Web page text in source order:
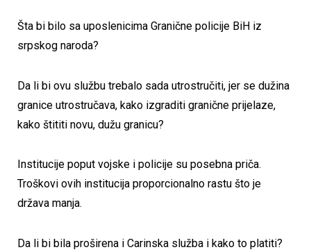
Šta bi bilo sa uposlenicima Granične policije BiH iz
srpskog naroda?
Da li bi ovu službu trebalo sada utrostručiti, jer se dužina
granice utrostručava, kako izgraditi granične prijelaze,
kako štititi novu, dužu granicu?
Institucije poput vojske i policije su posebna priča.
Troškovi ovih institucija proporcionalno rastu što je
država manja.
Da li bi bila proširena i Carinska služba i kako to platiti?